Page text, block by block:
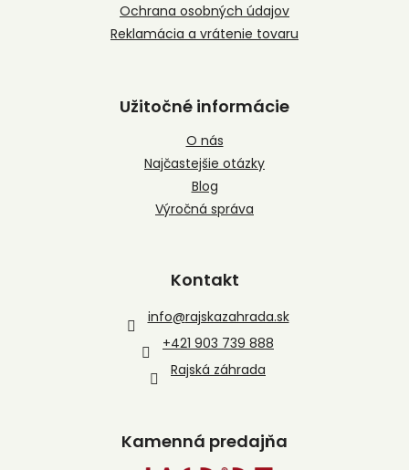
Ochrana osobných údajov
Reklamácia a vrátenie tovaru
Užitočné informácie
O nás
Najčastejšie otázky
Blog
Výročná správa
Kontakt
info@rajskazahrada.sk
+421 903 739 888
Rajská záhrada
Kamenná predajňa